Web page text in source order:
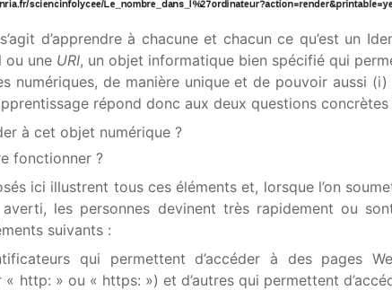
d’apprendre à chacune et chacun ce qu’est un
ou une URI, un objet informatique bien spécifié qui
numériques, de manière unique et de pouvoir aussi (i)
répond donc aux deux questions concrètes
à cet objet numérique ?
fonctionner ?
ici illustrent tous ces éléments et, lorsque l’on
les personnes devinent très rapidement ou
suivants :
qui permettent d’accéder à des pages
http: » ou « https: ») et d’autres qui permettent